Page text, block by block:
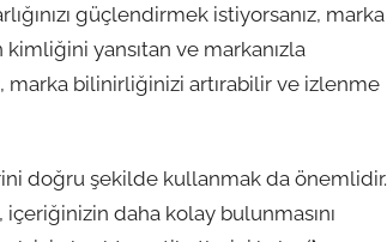
güçlendirmek istiyorsanız, marka
yansıtan ve markanızla
bilinirliğinizi artırabilir ve izlenme
doğru şekilde kullanmak da önemlidir.
daha kolay bulunmasını